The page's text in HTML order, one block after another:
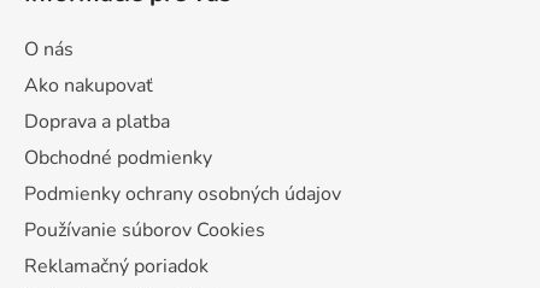
O nás
Ako nakupovať
Doprava a platba
Obchodné podmienky
Podmienky ochrany osobných údajov
Používanie súborov Cookies
Reklamačný poriadok